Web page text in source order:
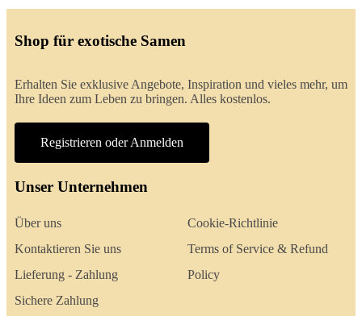
Shop für exotische Samen
Erhalten Sie exklusive Angebote, Inspiration und vieles mehr, um
Ihre Ideen zum Leben zu bringen. Alles kostenlos.
Registrieren oder Anmelden
Unser Unternehmen
Über uns
Kontaktieren Sie uns
Lieferung - Zahlung
Sichere Zahlung
Cookie-Richtlinie
Terms of Service & Refund
Policy